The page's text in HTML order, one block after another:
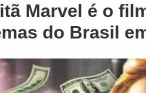
Marvel é o
do Brasil